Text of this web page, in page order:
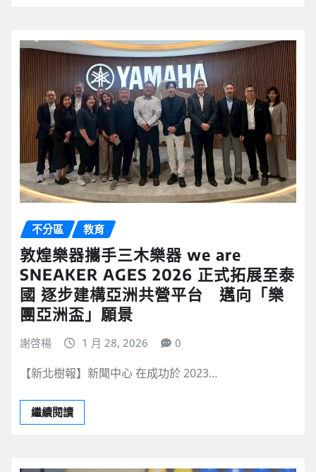
不分區 教育
敦煌樂器攜手三木樂器 we are
SNEAKER AGES 2026 正式拓展至泰
國 逐步建構亞洲共營平台 邁向「樂
團亞洲盃」願景
謝啓楊 1 月 28, 2026 0
【新北樹報】新聞中心 在成功於 2023…
繼續閱讀